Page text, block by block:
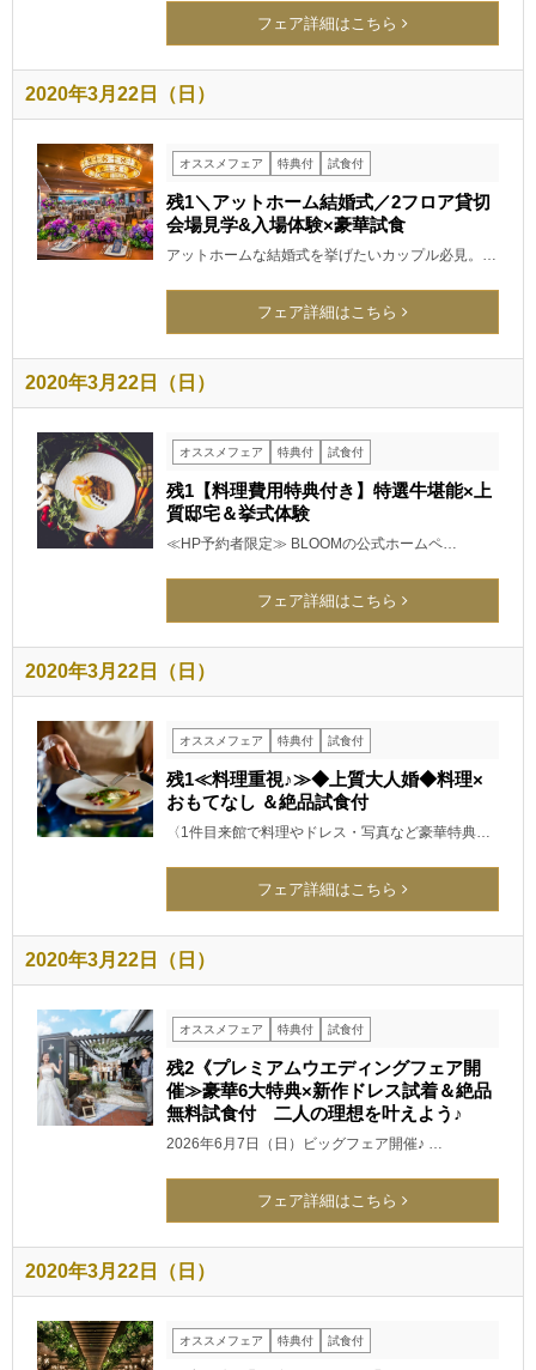
フェア詳細はこちら
2020年3月22日（日）
オススメフェア 特典付 試食付
残1＼アットホーム結婚式／2フロア貸切
会場見学&入場体験×豪華試食
アットホームな結婚式を挙げたいカップル必見。…
フェア詳細はこちら
2020年3月22日（日）
オススメフェア 特典付 試食付
残1【料理費用特典付き】特選牛堪能×上
質邸宅＆挙式体験
≪HP予約者限定≫ BLOOMの公式ホームペ…
フェア詳細はこちら
2020年3月22日（日）
オススメフェア 特典付 試食付
残1≪料理重視♪≫◆上質大人婚◆料理×
おもてなし ＆絶品試食付
〈1件目来館で料理やドレス・写真など豪華特典…
フェア詳細はこちら
2020年3月22日（日）
オススメフェア 特典付 試食付
残2《プレミアムウエディングフェア開
催≫豪華6大特典×新作ドレス試着＆絶品
無料試食付 二人の理想を叶えよう♪
2026年6月7日（日）ビッグフェア開催♪ …
フェア詳細はこちら
2020年3月22日（日）
オススメフェア 特典付 試食付